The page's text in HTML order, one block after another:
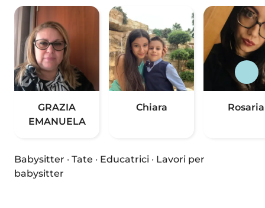
GRAZIA
EMANUELA
Chiara Rosaria
Babysitter · Tate · Educatrici · Lavori per
babysitter